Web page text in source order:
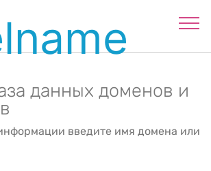
данных доменов и
введите имя домена или